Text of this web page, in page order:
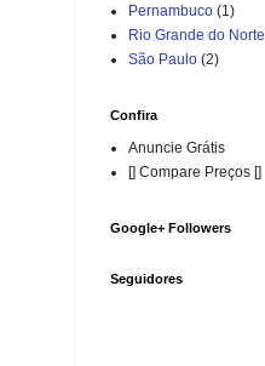
Pernambuco (1)
Rio Grande do Norte
São Paulo (2)
Confira
Anuncie Grátis
[] Compare Preços []
Google+ Followers
Seguidores